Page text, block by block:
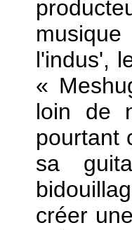
l'indus',
«
loin de
pourtant
sa
créer